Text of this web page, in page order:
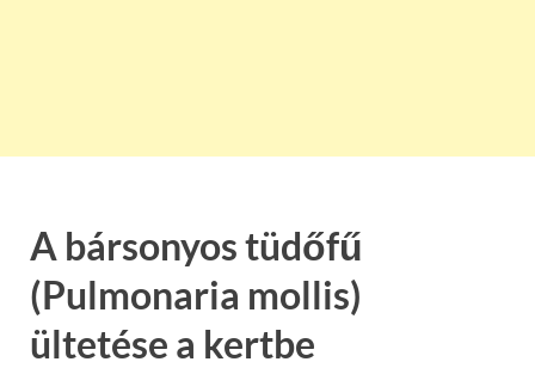
A bársonyos tüdőfű
(Pulmonaria mollis)
ültetése a kertbe